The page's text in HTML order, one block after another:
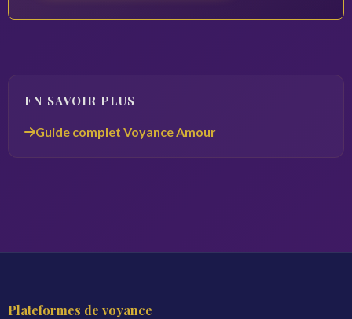
EN SAVOIR PLUS
Guide complet Voyance Amour
Plateformes de voyance